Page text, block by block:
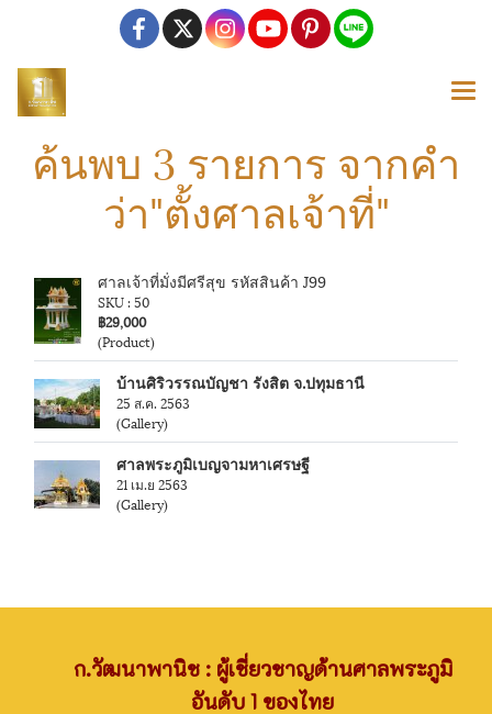
ค้นพบ 3 รายการ จากคำ
ว่า"ตั้งศาลเจ้าที่"
ศาลเจ้าที่มั่งมีศรีสุข รหัสสินค้า J99
SKU : 50
฿29,000
(Product)
บ้านศิริวรรณบัญชา รังสิต จ.ปทุมธานี
25 ส.ค. 2563
(Gallery)
ศาลพระภูมิเบญจามหาเศรษฐี
21 เม.ย 2563
(Gallery)
ก.วัฒนาพานิช : ผู้เชี่ยวชาญด้านศาลพระภูมิ
อันดับ 1 ของไทย